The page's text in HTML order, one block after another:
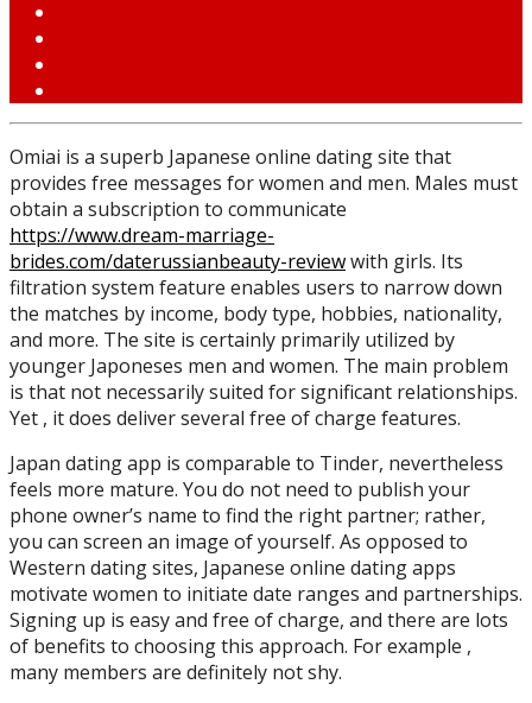
Omiai is a superb Japanese online dating site that
provides free messages for women and men. Males must
obtain a subscription to communicate
https://www.dream-marriage-
brides.com/daterussianbeauty-reviewwith girls. Its
filtration system feature enables users to narrow down
the matches by income, body type, hobbies, nationality,
and more. The site is certainly primarily utilized by
younger Japoneses men and women. The main problem
is that not necessarily suited for significant relationships.
Yet , it does deliver several free of charge features.
Japan dating app is comparable to Tinder, nevertheless
feels more mature. You do not need to publish your
phone owner’s name to find the right partner; rather,
you can screen an image of yourself. As opposed to
Western dating sites, Japanese online dating apps
motivate women to initiate date ranges and partnerships.
Signing up is easy and free of charge, and there are lots
of benefits to choosing this approach. For example ,
many members are definitely not shy.